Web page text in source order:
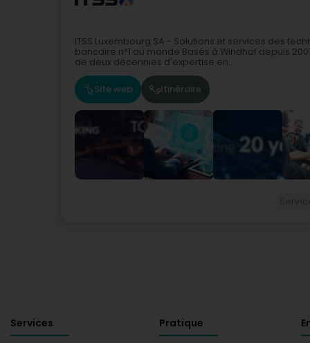
ITSS Luxembourg SA - Solutions et services des
bancaire n°1 au monde Basés à Windhof depuis
de deux décennies d'expertise en...
Site web Itinéraire
Services Pratique